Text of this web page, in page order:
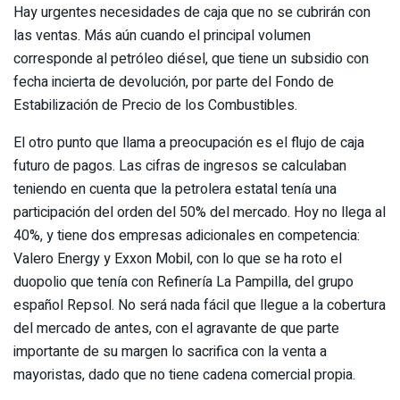
Hay urgentes necesidades de caja que no se cubrirán con
las ventas. Más aún cuando el principal volumen
corresponde al petróleo diésel, que tiene un subsidio con
fecha incierta de devolución, por parte del Fondo de
Estabilización de Precio de los Combustibles.
El otro punto que llama a preocupación es el flujo de caja
futuro de pagos. Las cifras de ingresos se calculaban
teniendo en cuenta que la petrolera estatal tenía una
participación del orden del 50% del mercado. Hoy no llega al
40%, y tiene dos empresas adicionales en competencia:
Valero Energy y Exxon Mobil, con lo que se ha roto el
duopolio que tenía con Refinería La Pampilla, del grupo
español Repsol. No será nada fácil que llegue a la cobertura
del mercado de antes, con el agravante de que parte
importante de su margen lo sacrifica con la venta a
mayoristas, dado que no tiene cadena comercial propia.